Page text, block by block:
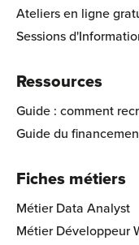
Ateliers en ligne
Sessions
Ressources
Guide : comment
Guide du
Fiches métiers
Métier Data Analyst
Métier Développeur